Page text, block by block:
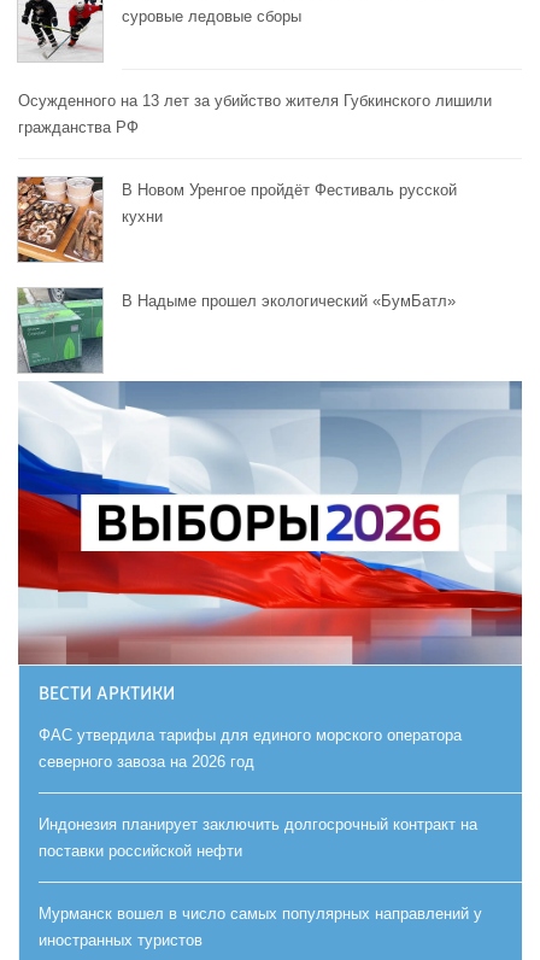
суровые ледовые сборы
Осужденного на 13 лет за убийство жителя Губкинского лишили
гражданства РФ
В Новом Уренгое пройдёт Фестиваль русской
кухни
В Надыме прошел экологический «БумБатл»
ВЕСТИ АРКТИКИ
ФАС утвердила тарифы для единого морского оператора
северного завоза на 2026 год
Индонезия планирует заключить долгосрочный контракт на
поставки российской нефти
Мурманск вошел в число самых популярных направлений у
иностранных туристов